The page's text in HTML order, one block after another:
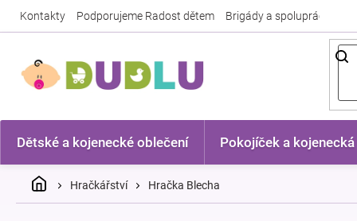
Kontakty Podporujeme Radost dětem Brigády a spolupráce
Dětské a kojenecké oblečení Pokojíček a kojenecká
DomůHračkářství Hračka Blecha